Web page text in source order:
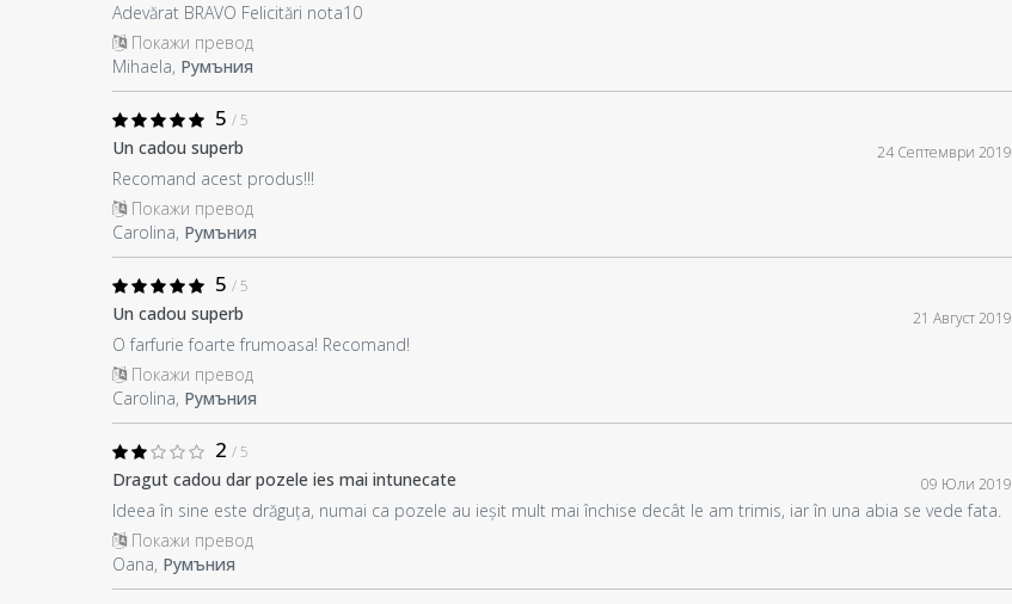
Adevărat BRAVO Felicitări nota10
Покажи превод
Mihaela, Румъния
5 / 5
Un cadou superb 24 Септември 2019
Recomand acest produs!!!
Покажи превод
Carolina, Румъния
5 / 5
Un cadou superb 21 Август 2019
O farfurie foarte frumoasa! Recomand!
Покажи превод
Carolina, Румъния
2 / 5
Dragut cadou dar pozele ies mai intunecate 09 Юли 2019
Ideea în sine este drăguța, numai ca pozele au ieșit mult mai închise decât le am trimis, iar în una abia se vede fata.
Покажи превод
Oana, Румъния